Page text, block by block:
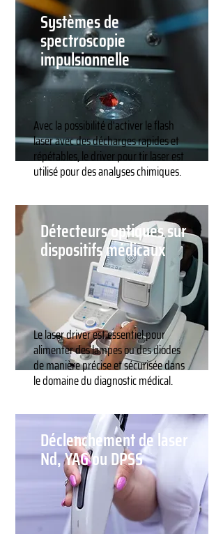
Systèmes de
spectroscopie
impulsionnelle
Avec la possibilité d'activer le flash
laser avec des décharges rapides et
répétables, le driver pour tir laser est
utilisé pour des analyses chimiques.
Détecteurs optiques sur
dispositifs médicaux
Le laser driver est essentiel pour
alimenter des lampes ou des diodes
de manière précise et sécurisée dans
le domaine du diagnostic médical.
Déclenchement de laser
Nd, YAG ou DPSS